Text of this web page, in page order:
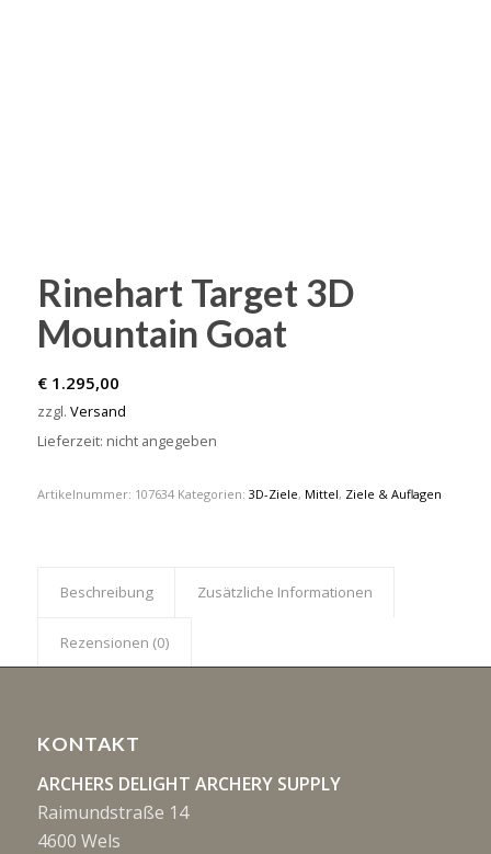
Rinehart Target 3D
Mountain Goat
€1.295,00
zzgl. Versand
Lieferzeit: nicht angegeben
Artikelnummer: 107634 Kategorien: 3D-Ziele, Mittel, Ziele & Auflagen
Beschreibung Zusätzliche Informationen
Rezensionen (0)
KONTAKT
ARCHERS DELIGHT ARCHERY SUPPLY
Raimundstraße 14
4600 Wels